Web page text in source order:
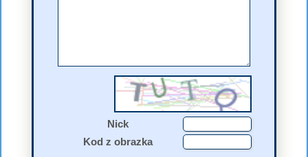
Nick
Kod z obrazka